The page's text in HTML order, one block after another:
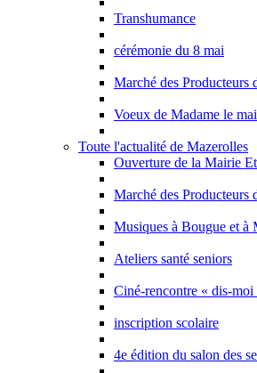
Transhumance
cérémonie du 8 mai
Marché des Producteurs
Voeux de Madame le
Toute l'actualité de Mazerolles
Ouverture de la Mairie
Marché des Producteurs
Musiques à Bougue et à
Ateliers santé seniors
Ciné-rencontre « dis-moi
inscription scolaire
4e édition du salon des